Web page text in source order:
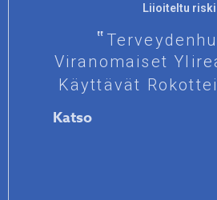
Liioiteltu riski
Viranomaiset
Käyttävät
Katso